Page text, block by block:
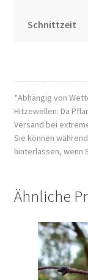
Schnittzeit
*Abhängig von
Hitzewellen: Da
Versand bei
Sie können
hinterlassen, wenn
Ähnliche